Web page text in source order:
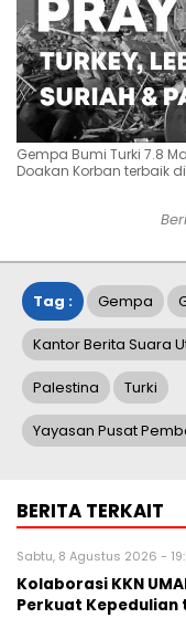
Gempa Bumi Turki 7.8
Doakan Korban terbaik
Tag : Gempa
Kantor Berita Suara
Palestina Turki
Yayasan Pusat
BERITA TERKAIT
Sabtu, 8 Agustus 2026 -
Kolaborasi KKN
Perkuat